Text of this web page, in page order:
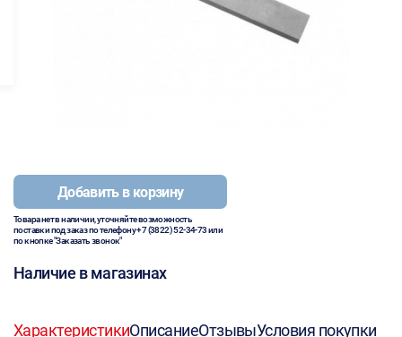
Добавить в корзину
Товара нет в наличии, уточняйте возможность
поставки под заказ по телефону+7 (3822) 52-34-73или
по кнопке "Заказать звонок"
Наличие в магазинах
ХарактеристикиОписаниеОтзывыУсловия покупки